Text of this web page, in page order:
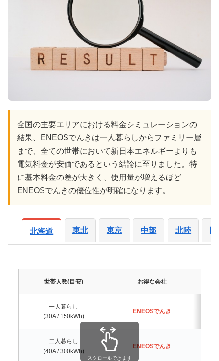
全国の主要エリアにおける料金シミュレーションの
結果、ENEOSでんきは一人暮らしからファミリー層
まで、全ての世帯において新日本エネルギーよりも
電気料金が安価であるという結論に至りました。特
に基本料金の差が大きく、使用量が増えるほど
ENEOSでんきの優位性が明確になります。
北海道 東北 東京 中部 北陸
世帯人数(目安) お得な会社
一人暮らし
(30A / 150kWh)
ENEOSでんき
二人暮らし
(40A / 300kWh)
ENEOSでんき
スクロールできます